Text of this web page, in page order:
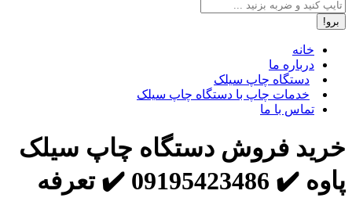
خانه
درباره ما
دستگاه چاپ سیلک
خدمات چاپ با دستگاه چاپ سیلک
تماس با ما
خرید فروش دستگاه چاپ سیلک
پاوه ✔️ 09195423486 ✔️ تعرفه